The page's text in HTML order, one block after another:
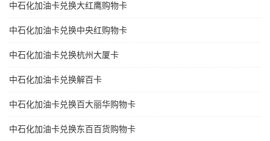
中石化加油卡兑换大红鹰购物卡
中石化加油卡兑换中央红购物卡
中石化加油卡兑换杭州大厦卡
中石化加油卡兑换解百卡
中石化加油卡兑换百大丽华购物卡
中石化加油卡兑换东百百货购物卡